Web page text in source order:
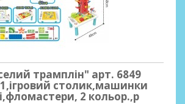
трамплін" арт. 6849
столик,машинки
2 кольор.,р